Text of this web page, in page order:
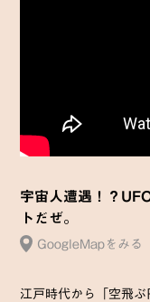
宇宙人遭遇！？
トだぜ。
GoogleMapをみる
江戸時代から「空飛